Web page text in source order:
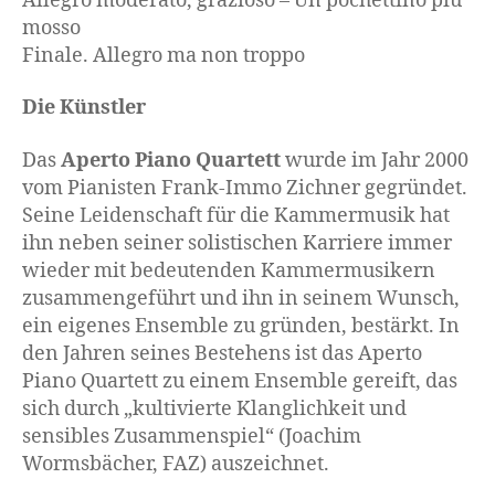
mosso
Finale. Allegro ma non troppo
Die Künstler
DasAperto Piano Quartettwurde im Jahr 2000
vom Pianisten Frank-Immo Zichner gegründet.
Seine Leidenschaft für die Kammermusik hat
ihn neben seiner solistischen Karriere immer
wieder mit bedeutenden Kammermusikern
zusammengeführt und ihn in seinem Wunsch,
ein eigenes Ensemble zu gründen, bestärkt. In
den Jahren seines Bestehens ist das Aperto
Piano Quartett zu einem Ensemble gereift, das
sich durch „kultivierte Klanglichkeit und
sensibles Zusammenspiel“ (Joachim
Wormsbächer, FAZ) auszeichnet.